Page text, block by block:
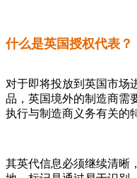
什么是英国授权代表？
对于即将投放到英国市场
品，英国境外的制造商需
执行与制造商义务有关的
其英代信息必须继续清晰